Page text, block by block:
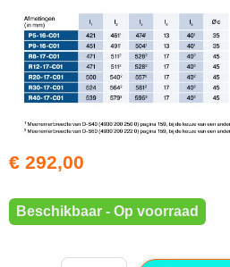
€ 292,00
Beschikbaar - Op voorraad